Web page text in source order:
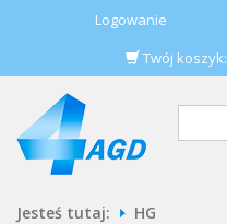
Logowanie
Twój koszyk:
Jesteś tutaj: HG